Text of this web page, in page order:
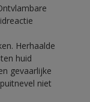
Herhaalde
huid
gevaarlijke
niet